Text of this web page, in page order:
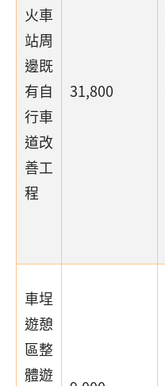
火車
站周
邊既
有自
行車
道改
善工
程
31,800
車埕
遊憩
區整
體遊